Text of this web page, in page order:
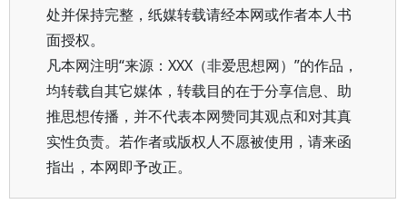
处并保持完整，纸媒转载请经本网或作者本人书
面授权。
凡本网注明“来源：XXX（非爱思想网）”的作品，
均转载自其它媒体，转载目的在于分享信息、助
推思想传播，并不代表本网赞同其观点和对其真
实性负责。若作者或版权人不愿被使用，请来函
指出，本网即予改正。